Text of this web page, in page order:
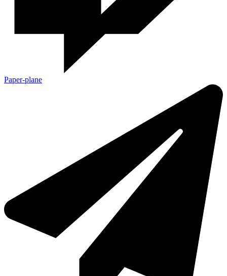
Paper-plane